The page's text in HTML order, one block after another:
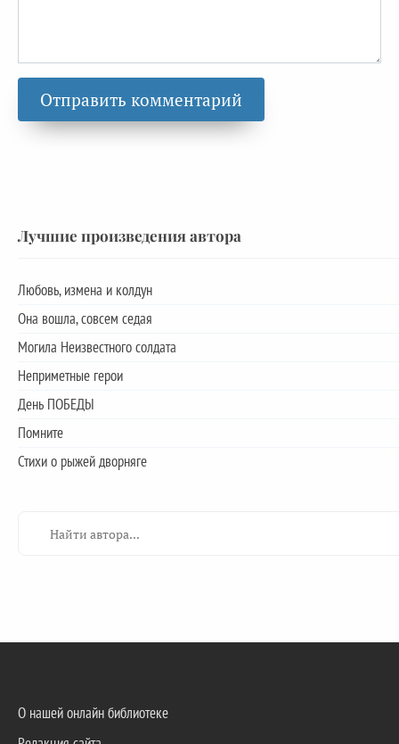
Лучшие произведения автора
Любовь, измена и колдун
Она вошла, совсем седая
Могила Неизвестного солдата
Неприметные герои
День ПОБЕДЫ
Помните
Стихи о рыжей дворняге
О нашей онлайн библиотеке